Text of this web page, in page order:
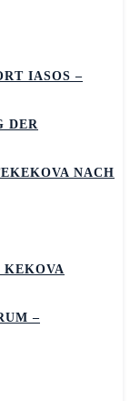
IASOS –
DER
NACH
KEKOVA
–